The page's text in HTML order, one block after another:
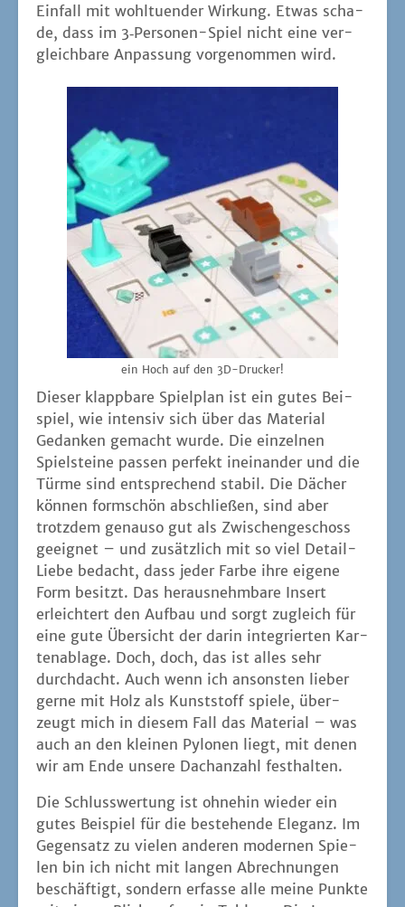
Ein­fall mit wohl­tu­en­der Wir­kung. Etwas scha­
de, dass im 3‑Per­so­nen-Spiel nicht eine ver­
gleich­ba­re Anpas­sung vor­ge­nom­men wird.
ein Hoch auf den 3D-Drucker!
Die­ser klapp­ba­re Spiel­plan ist ein gutes Bei­
spiel, wie inten­siv sich über das Mate­ri­al
Gedan­ken gemacht wur­de. Die ein­zel­nen
Spiel­stei­ne pas­sen per­fekt inein­an­der und die
Tür­me sind ent­spre­chend sta­bil. Die Dächer
kön­nen form­schön abschlie­ßen, sind aber
trotz­dem genau­so gut als Zwi­schen­ge­schoss
geeig­net – und zusätz­lich mit so viel Detail-
Lie­be bedacht, dass jeder Far­be ihre eige­ne
Form besitzt. Das her­aus­nehm­ba­re Insert
erleich­tert den Auf­bau und sorgt zugleich für
eine gute Über­sicht der dar­in inte­grier­ten Kar­
ten­ab­la­ge. Doch, doch, das ist alles sehr
durch­dacht. Auch wenn ich ansons­ten lie­ber
ger­ne mit Holz als Kunst­stoff spie­le, über­
zeugt mich in die­sem Fall das Mate­ri­al – was
auch an den klei­nen Pylo­nen liegt, mit denen
wir am Ende unse­re Dach­an­zahl festhalten.
Die Schluss­wer­tung ist ohne­hin wie­der ein
gutes Bei­spiel für die bestehen­de Ele­ganz. Im
Gegen­satz zu vie­len ande­ren moder­nen Spie­
len bin ich nicht mit lan­gen Abrech­nun­gen
beschäf­tigt, son­dern erfas­se alle mei­ne Punk­te